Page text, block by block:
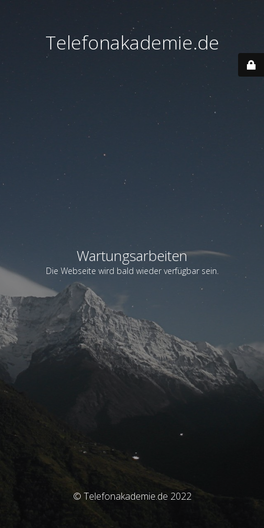
Telefonakademie.de
Wartungsarbeiten
Die Webseite wird bald wieder verfügbar sein.
© Telefonakademie.de 2022